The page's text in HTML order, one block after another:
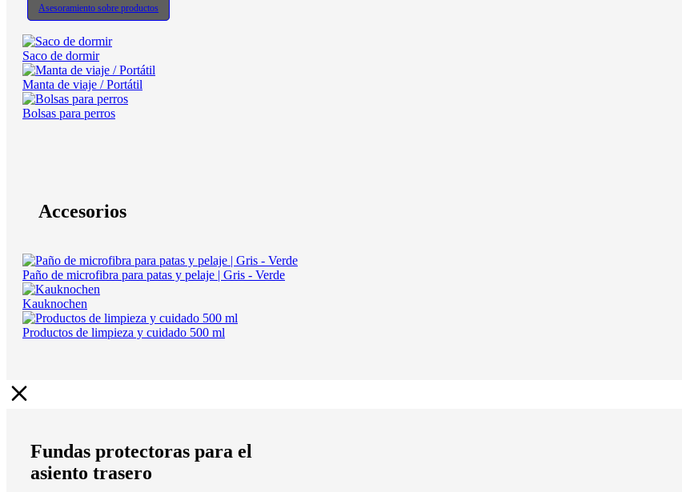
Asesoramiento sobre productos
Saco de dormir
Manta de viaje / Portátil
Bolsas para perros
Accesorios
Paño de microfibra para patas y pelaje | Gris - Verde
Kauknochen
Productos de limpieza y cuidado 500 ml
Fundas protectoras para el
asiento trasero